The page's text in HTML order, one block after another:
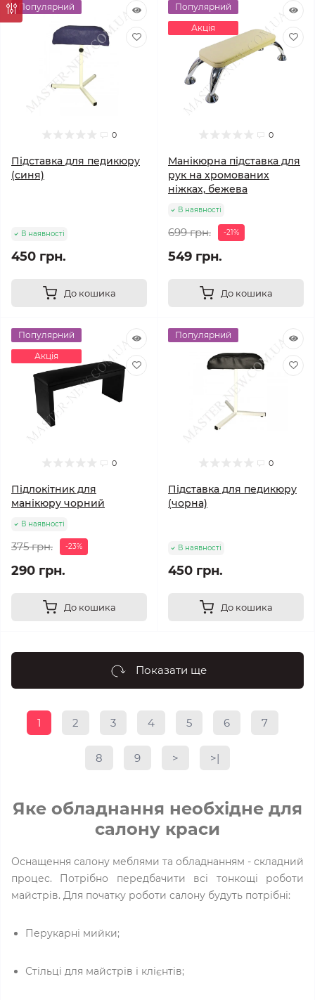
Популярний
0
Підставка для педикюру
(синя)
В наявності
450 грн.
До кошика
Популярний
Акція
0
Манікюрна підставка для
рук на хромованих
ніжках, бежева
В наявності
699 грн. -21%
549 грн.
До кошика
Популярний
Акція
0
Підлокітник для
манікюру чорний
В наявності
375 грн. -23%
290 грн.
До кошика
Популярний
0
Підставка для педикюру
(чорна)
В наявності
450 грн.
До кошика
Показати ще
1 2 3 4 5 6 7
8 9 > >|
Яке обладнання необхідне для
салону краси
Оснащення салону меблями та обладнанням - складний
процес. Потрібно передбачити всі тонкощі роботи
майстрів. Для початку роботи салону будуть потрібні:
Перукарні мийки;
Стільці для майстрів і клієнтів;